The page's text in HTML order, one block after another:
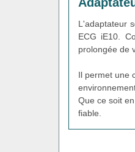
L'adaptateur
ECG iE10.
prolongée de
Il permet une
Que ce soit
fiable.